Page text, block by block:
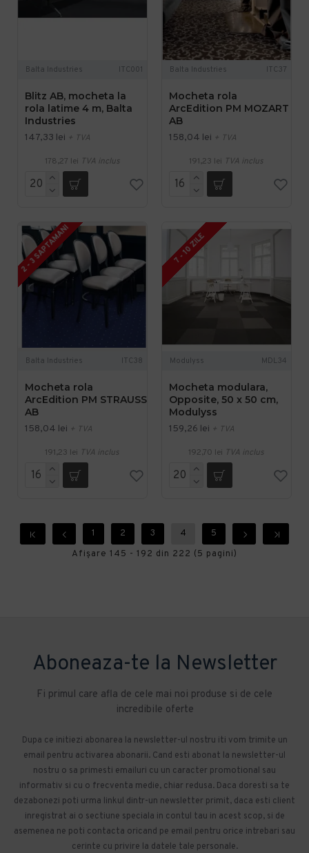
Balta Industries ITC001
Blitz AB, mocheta la
rola latime 4 m, Balta
Industries
147,33 lei + TVA
178,27 lei TVA inclus
Balta Industries ITC37
Mocheta rola
ArcEdition PM MOZART
AB
158,04 lei + TVA
191,23 lei TVA inclus
2 - 3 SAPTAMANI
Balta Industries ITC38
Mocheta rola
ArcEdition PM STRAUSS
AB
158,04 lei + TVA
191,23 lei TVA inclus
7 - 10 ZILE
Modulyss MDL34
Mocheta modulara,
Opposite, 50 x 50 cm,
Modulyss
159,26 lei + TVA
192,70 lei TVA inclus
1 2 3 4
5
Afişare 145 - 192 din 222 (5 pagini)
Aboneaza-te la Newsletter
Fi primul care afla de cele mai noi produse si de cele
incredibile oferte
Dupa ce initiezi abonarea la newsletter-ul nostru iti vom trimite un
email pentru activarea abonarii. Cand esti abonat la newsletter-ul
nostru o sa primesti emailuri cu un caracter promotional sau
informativ si cu o frecventa medie, chiar redusa. Daca doresti sa te
dezabonezi poti urma linkul dintr-un newsletter primit, daca esti client
inregistrat ai o sectiune speciala in contul tau in acest scop, si de
asemenea ne poti contacta oricand pe email pentru orice intrebari sau
cerinte cu privire la datele tale personale.